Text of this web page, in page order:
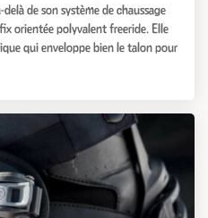
de son système de chaussage
orientée polyvalent freeride. Elle
qui enveloppe bien le talon pour